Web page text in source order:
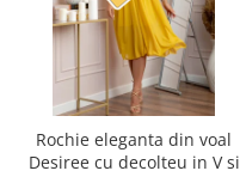
Rochie eleganta din voal
Desiree cu decolteu in V si